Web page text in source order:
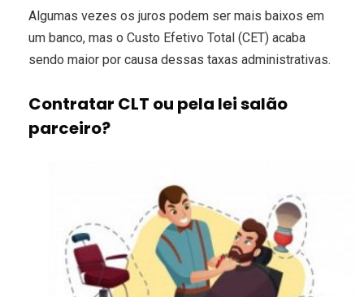
Algumas vezes os juros podem ser mais baixos em
um banco, mas o Custo Efetivo Total (CET) acaba
sendo maior por causa dessas taxas administrativas.
Contratar CLT ou pela lei salão
parceiro?